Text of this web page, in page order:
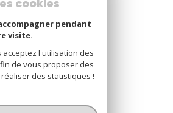
BARON
cookies
pendant
visite.
l'utilisation des
de vous proposer des
des statistiques !